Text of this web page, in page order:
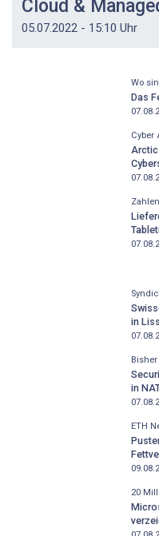
Cloud &
05.07.2022 - 15:10 Uhr
Wo
Das
Cyber
in
in
ETH
20